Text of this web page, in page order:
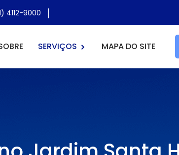
4112-9000
SERVIÇOS MAPA DO SITE